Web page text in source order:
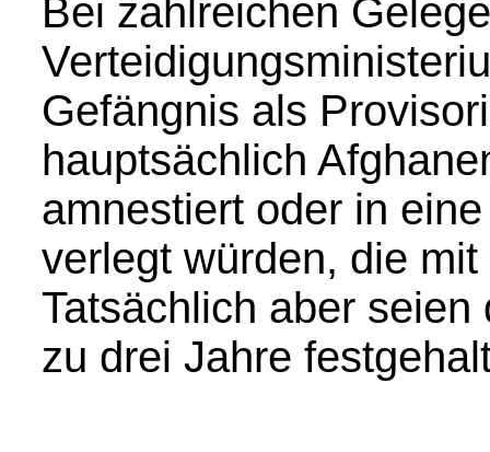
Bei zahlreichen
Gefängnis als
hauptsächlich
amnestiert oder in
verlegt würden, die
Tatsächlich aber
zu drei Jahre